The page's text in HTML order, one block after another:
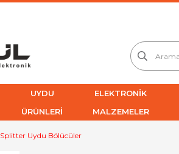
UYDU
ÜRÜNLERİ
ELEKTRONİK
MALZEMELER
Splitter Uydu Bölücüler